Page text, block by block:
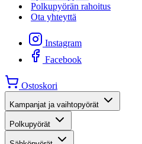
Polkupyörän rahoitus
Ota yhteyttä
Instagram
Facebook
Ostoskori
Kampanjat ja vaihtopyörät
Polkupyörät